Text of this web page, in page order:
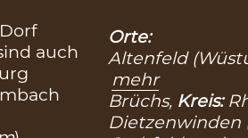
auch
Orte:
Altenfeld
mehr
Brüchs, Kreis:
Dietzenwinden